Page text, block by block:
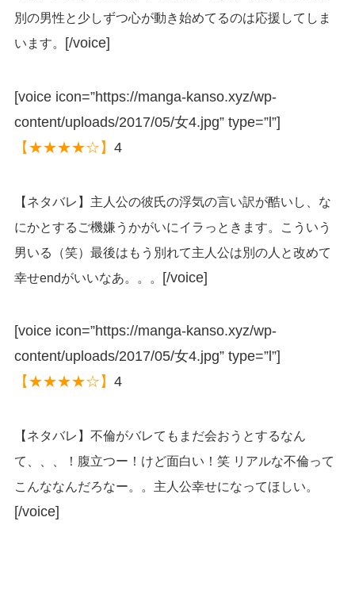
別の男性と少しずつ心が動き始めてるのは応援してしま
います。 [/voice]
[voice icon=”https://manga-kanso.xyz/wp-
content/uploads/2017/05/女4.jpg” type=”l”]
【★★★★☆】 4
【ネタバレ】主人公の彼氏の浮気の言い訳が酷いし、な
にかとするご機嫌うかがいにイラっときます。こういう
男いる（笑）最後はもう別れて主人公は別の人と改めて
幸せendがいいなあ。。。 [/voice]
[voice icon=”https://manga-kanso.xyz/wp-
content/uploads/2017/05/女4.jpg” type=”l”]
【★★★★☆】 4
【ネタバレ】不倫がバレてもまだ会おうとするなん
て、、、！腹立つー！けど面白い！笑 リアルな不倫って
こんななんだろなー。。主人公幸せになってほしい。
[/voice]